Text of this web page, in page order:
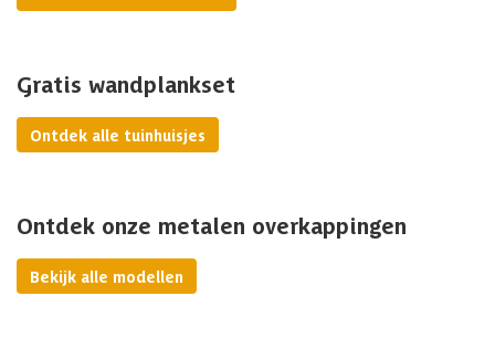
Gratis wandplankset
Ontdek alle tuinhuisjes
Ontdek onze metalen overkappingen
Bekijk alle modellen